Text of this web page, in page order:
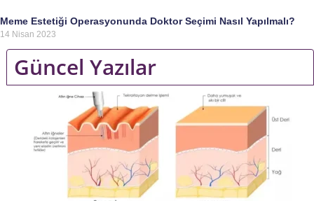
Meme Estetiği Operasyonunda Doktor Seçimi Nasıl Yapılmalı?
14 Nisan 2023
Güncel Yazılar